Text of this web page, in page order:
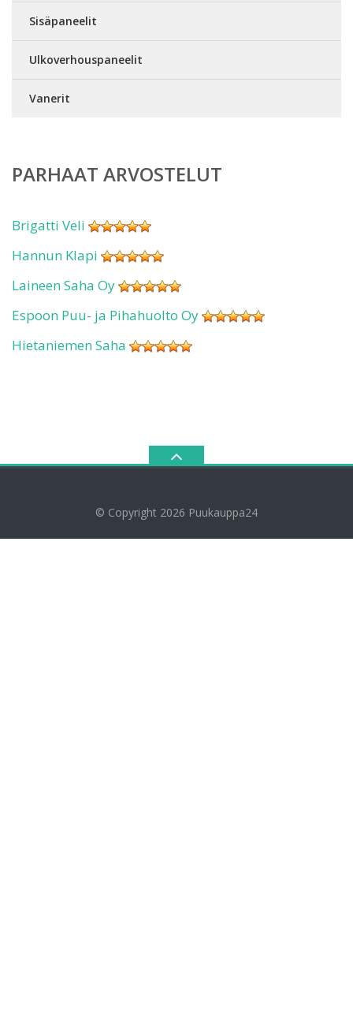
Sisäpaneelit
Ulkoverhouspaneelit
Vanerit
PARHAAT ARVOSTELUT
Brigatti Veli
Hannun Klapi
Laineen Saha Oy
Espoon Puu- ja Pihahuolto Oy
Hietaniemen Saha
© Copyright 2026 Puukauppa24